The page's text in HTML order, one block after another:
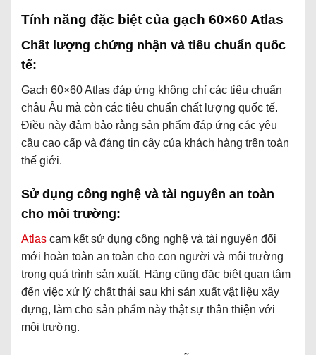
Tính năng đặc biệt của gạch 60×60 Atlas
Chất lượng chứng nhận và tiêu chuẩn quốc
tế:
Gạch 60×60 Atlas đáp ứng không chỉ các tiêu chuẩn
châu Âu mà còn các tiêu chuẩn chất lượng quốc tế.
Điều này đảm bảo rằng sản phẩm đáp ứng các yêu
cầu cao cấp và đáng tin cậy của khách hàng trên toàn
thế giới.
Sử dụng công nghệ và tài nguyên an toàn
cho môi trường:
Atlas cam kết sử dụng công nghệ và tài nguyên đổi
mới hoàn toàn an toàn cho con người và môi trường
trong quá trình sản xuất. Hãng cũng đặc biệt quan tâm
đến việc xử lý chất thải sau khi sản xuất vật liệu xây
dựng, làm cho sản phẩm này thật sự thân thiện với
môi trường.